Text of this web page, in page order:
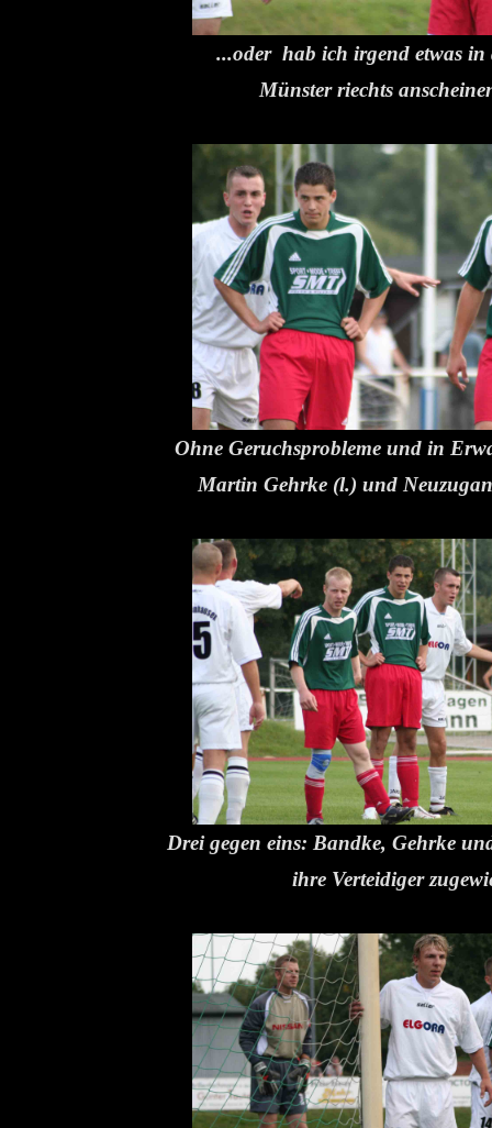
...oder hab ich irgend etwas
Münster riechts
Ohne Geruchsprobleme und in
Martin Gehrke (l.) und
Drei gegen eins: Bandke, Gehrke
ihre Verteidiger